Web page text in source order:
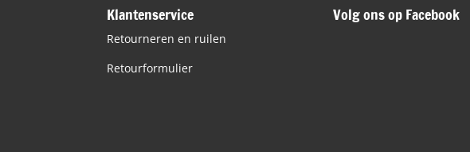
Klantenservice
Retourneren en ruilen
Retourformulier
Volg ons op Facebook